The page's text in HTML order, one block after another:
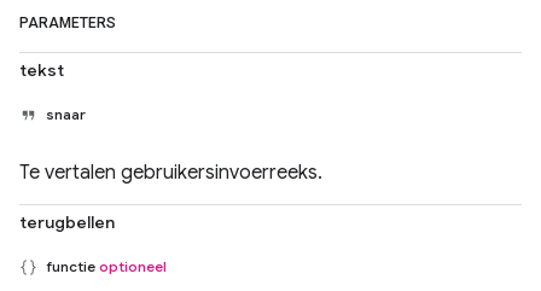
PARAMETERS
tekst
snaar
Te vertalen gebruikersinvoerreeks.
terugbellen
functie optioneel